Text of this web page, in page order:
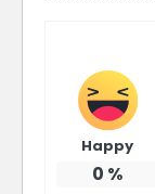
Happy
0 %